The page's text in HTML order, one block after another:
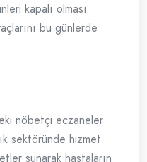
kapalı olması
bu günlerde
nöbetçi eczaneler
sektöründe hizmet
sunarak hastaların